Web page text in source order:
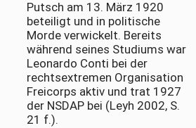
Putsch am 13. März 1920
beteiligt und in politische
Morde verwickelt. Bereits
während seines Studiums war
Leonardo Conti bei der
rechtsextremen Organisation
Freicorps aktiv und trat 1927
der NSDAP bei (Leyh 2002, S.
21 f.).